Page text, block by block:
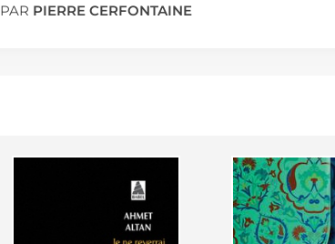
PAR PIERRE CERFONTAINE